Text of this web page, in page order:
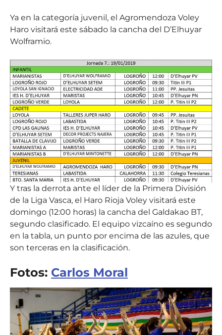
Ya en la categoría juvenil, el Agromendoza Voley
Haro visitará este sábado la cancha del D’Elhuyar
Wolframio.
Y tras la derrota ante el líder de la Primera División
de la Liga Vasca, el Haro Rioja Voley visitará este
domingo (12:00 horas) la cancha del Galdakao BT,
segundo clasificado. El equipo vizcaíno es segundo
en la tabla, un punto por encima de las azules, que
son terceras en la clasificación.
Fotos: Carlos Moral